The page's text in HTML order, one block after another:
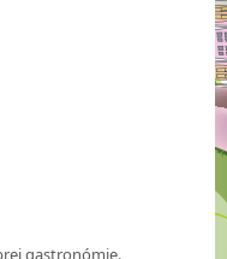
gastronómie.